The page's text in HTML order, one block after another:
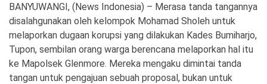
SosBud
Sosial Budaya
Wisata
BANYUWANGI, (News Indonesia) – Merasa tanda tangannya
disalahgunakan oleh kelompok Mohamad Sholeh untuk
melaporkan dugaan korupsi yang dilakukan Kades Bumiharjo,
Tupon, sembilan orang warga berencana melaporkan hal itu
ke Mapolsek Glenmore. Mereka mengaku dimintai tanda
tangan untuk pengajuan sebuah proposal, bukan untuk